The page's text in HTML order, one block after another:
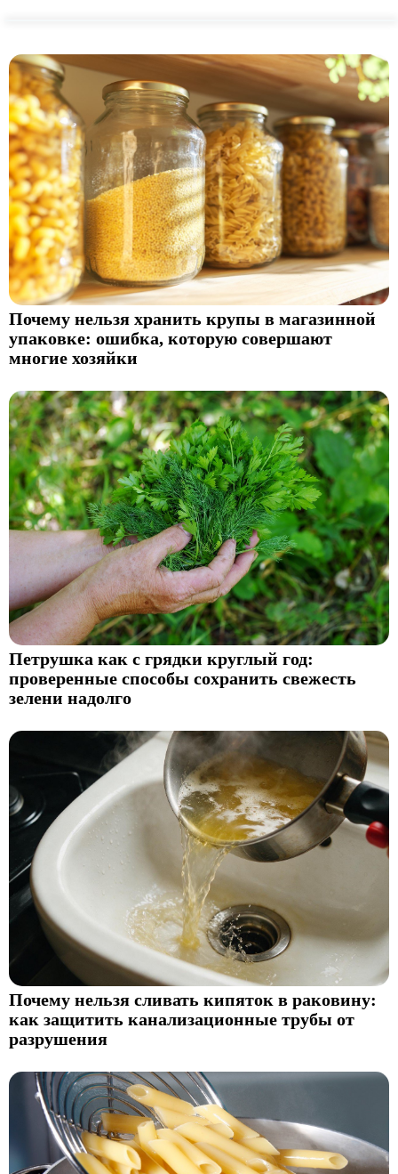
Почему нельзя хранить крупы в магазинной
упаковке: ошибка, которую совершают
многие хозяйки
Петрушка как с грядки круглый год:
проверенные способы сохранить свежесть
зелени надолго
Почему нельзя сливать кипяток в раковину:
как защитить канализационные трубы от
разрушения